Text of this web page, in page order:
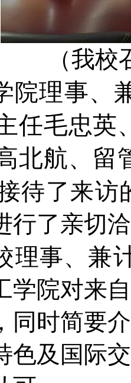
（我
院理事、
任毛忠英
北航、留
待了来访
行了亲切
理事、 兼
学院对来自
同时简要
色及国际